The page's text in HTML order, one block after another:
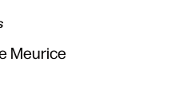
Meurice